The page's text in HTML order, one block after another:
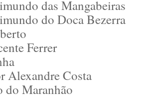
das Mangabeiras
do Doca Bezerra
Ferrer
Alexandre Costa
do Maranhão